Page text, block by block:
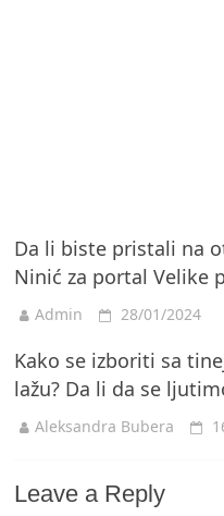
Da li biste pristali na
Ninić za portal Velike
Admin 28/01/2024
Kako se izboriti sa
lažu? Da li da se
Aleksandra Bubera
Leave a Reply